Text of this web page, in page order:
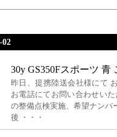
02
30y GS350Fスポーツ 青
昨日、提携陸送会社様にて
お電話にてお問い合わせい
の整備点検実施、希望ナンバ
後 ・・・